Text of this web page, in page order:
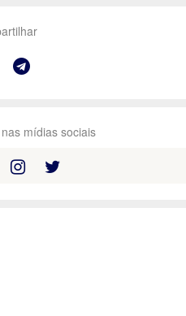
mídias sociais